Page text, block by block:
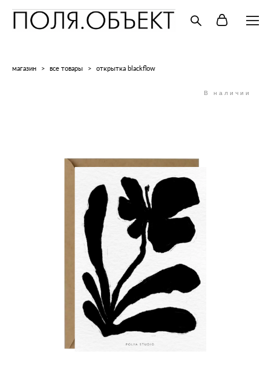
магазин > все товары > открытка blackflow
В наличии